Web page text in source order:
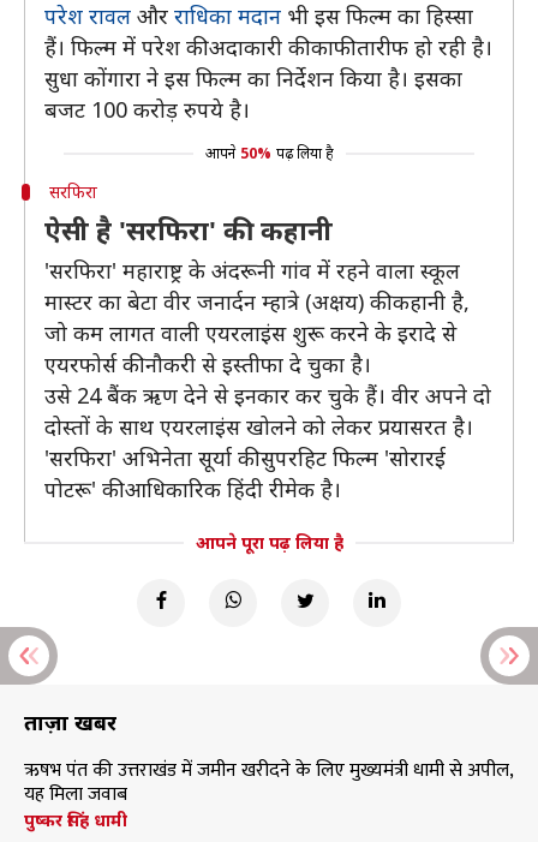
परेश रावल और राधिका मदान भी इस फिल्म का हिस्सा
हैं। फिल्म में परेश की अदाकारी की काफी तारीफ हो रही है।
सुधा कोंगारा ने इस फिल्म का निर्देशन किया है। इसका
बजट 100 करोड़ रुपये है।
आपने 50% पढ़ लिया है
सरफिरा
ऐसी है 'सरफिरा' की कहानी
'सरफिरा' महाराष्ट्र के अंदरूनी गांव में रहने वाला स्‍कूल
मास्‍टर का बेटा वीर जनार्दन म्‍हात्रे (अक्षय) की कहानी है,
जो कम लागत वाली एयरलाइंस शुरू करने के इरादे से
एयरफोर्स की नौकरी से इस्‍तीफा दे चुका है।
उसे 24 बैंक ऋण देने से इनकार कर चुके हैं। वीर अपने दो
दोस्‍तों के साथ एयरलाइंस खोलने को लेकर प्रयासरत है।
'सरफिरा' अभिनेता सूर्या की सुपरहिट फिल्म 'सोरारई
पोटरू' की आधिकारिक हिंदी रीमेक है।
आपने पूरा पढ़ लिया है
ताज़ा खबरें
ऋषभ पंत की उत्तराखंड में जमीन खरीदने के लिए मुख्यमंत्री धामी से अपील,
यह मिला जवाब
पुष्कर सिंह धामी